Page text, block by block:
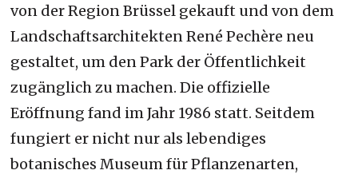
von der Region Brüssel gekauft und von dem
Landschaftsarchitekten René Pechère neu
gestaltet, um den Park der Öffentlichkeit
zugänglich zu machen. Die offizielle
Eröffnung fand im Jahr 1986 statt. Seitdem
fungiert er nicht nur als lebendiges
botanisches Museum für Pflanzenarten,